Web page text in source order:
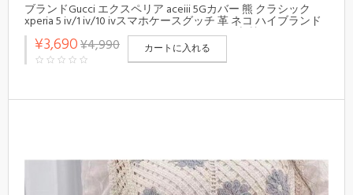
ブランドGucci エクスペリア aceiii 5Gカバー 熊 クラシック
xperia 5 iv/1 iv/10 ivスマホケースグッチ 革 ネコ ハイブランド
Gucciソニー pro-iファンケース レディース 上質
¥3,690¥4,990 カートに入れる